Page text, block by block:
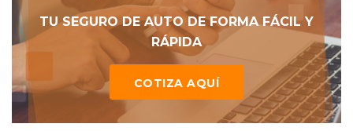
TU SEGURO DE AUTO DE FORMA FÁCIL Y
RÁPIDA
COTIZA AQUÍ